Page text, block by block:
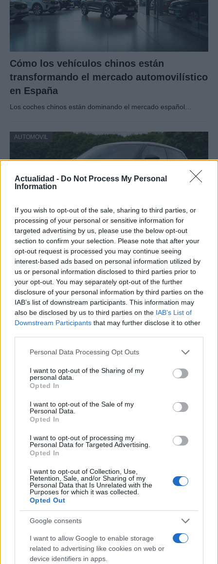
Actualidad - Do Not Process My Personal
Information
If you wish to opt-out of the sale, sharing to third parties, or
processing of your personal or sensitive information for
targeted advertising by us, please use the below opt-out
section to confirm your selection. Please note that after your
opt-out request is processed you may continue seeing
interest-based ads based on personal information utilized by
us or personal information disclosed to third parties prior to
your opt-out. You may separately opt-out of the further
disclosure of your personal information by third parties on the
IAB’s list of downstream participants. This information may
also be disclosed by us to third parties on the IAB’s List of
Downstream Participants that may further disclose it to other
Please note that this website/app uses one or more Google
not limited to your visit or usage behaviour. You may click to
grant or deny consent to Google and its third-party tags to
use your data for below specified purposes in below Google
consent section.
Personal Data Processing Opt Outs
I want to opt-out of the Sharing of my
personal data.
Opted In
I want to opt-out of the Sale of my
Personal Data.
Opted In
I want to opt-out of processing my
Personal Data for Targeted Advertising.
Opted In
I want to opt-out of Collection, Use,
Retention, Sale, and/or Sharing of my
Personal Data that Is Unrelated with the
Purposes for which it was collected.
Opted Out
Google consents
I want to allow Google to enable storage
related to advertising like cookies on web or
device identifiers in apps.
Cómo los vehículos chinos están
transformando el mercado automovilístico
en España
Los coches chinos están dominando el mercado español…
AUTOMOVIL
Los coches más buscados
Con el objetivo de determinar cuáles son…
AUTOMOVIL
Compra tu coche de segunda mano en
Heycar
¿Estás pensando en renovar tu coche? Apostar por…
AUTOMOVIL